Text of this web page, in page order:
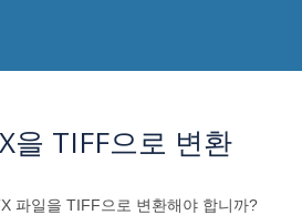
을 TIFF으로 변환
파일을 TIFF으로 변환해야 합니까?